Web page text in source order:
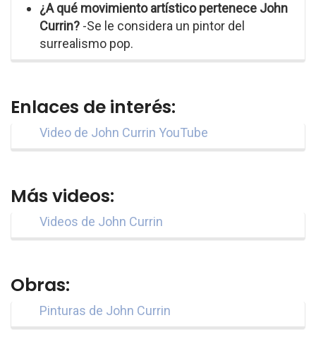
¿A qué movimiento artístico pertenece John
Currin? -Se le considera un pintor del
surrealismo pop.
Enlaces de interés:
Video de John Currin YouTube
Más videos:
Videos de John Currin
Obras:
Pinturas de John Currin